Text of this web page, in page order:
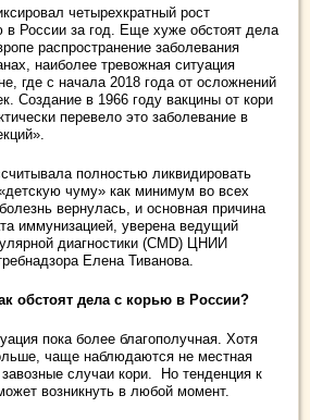
четырехкратный рост
в России за год. Еще хуже обстоят дела
распространение заболевания
наиболее тревожная ситуация
где с начала 2018 года от осложнений
Создание в 1966 году вакцины от кори
перевело это заболевание в
полностью ликвидировать
чуму» как минимум во всех
вернулась, и основная причина
иммунизацией, уверена ведущий
диагностики (CMD) ЦНИИ
Елена Тиванова.
обстоят дела с корью в России?
пока более благополучная. Хотя
чаще наблюдаются не местная
случаи кори. Но тенденция к
возникнуть в любой момент.